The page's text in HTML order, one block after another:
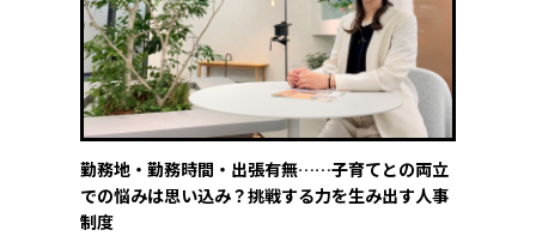
勤務地・勤務時間・出張有無……子育てとの両立
での悩みは思い込み？挑戦する力を生み出す人事
制度